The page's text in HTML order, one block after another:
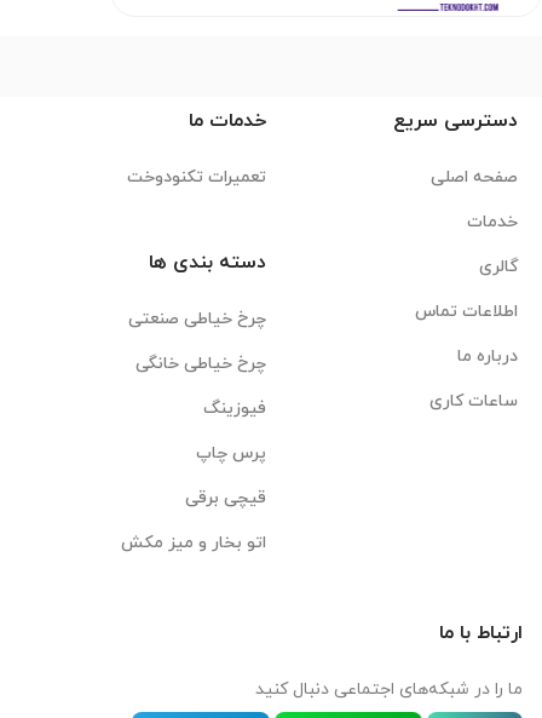
دسترسی سریع
صفحه اصلی
خدمات
گالری
اطلاعات تماس
درباره ما
ساعات کاری
خدمات ما
تعمیرات تکنودوخت
دسته بندی ها
چرخ خیاطی صنعتی
چرخ خیاطی خانگی
فیوزینگ
پرس چاپ
قیچی برقی
اتو بخار و میز مکش
ارتباط با ما
ما را در شبکه‌های اجتماعی دنبال کنید